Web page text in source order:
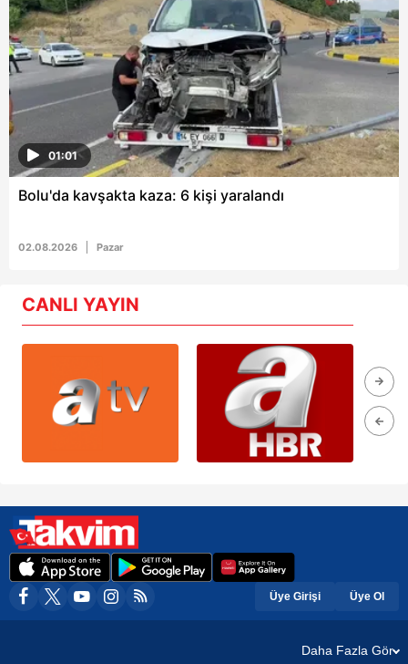
01:01
Bolu'da kavşakta kaza: 6 kişi yaralandı
02.08.2026 Pazar
CANLI YAYIN
Üye Girişi Üye Ol
Daha Fazla Gör